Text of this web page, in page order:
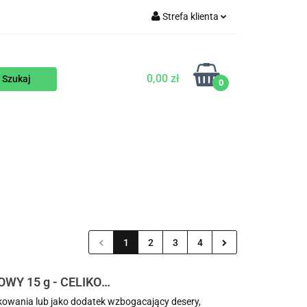
Strefa klienta
Zarejestruj się
Dodaj zgłoszenie
0,00 zł 0
1 2 3 4
15 g - CELIKO
lub jako dodatek wzbogacający desery,